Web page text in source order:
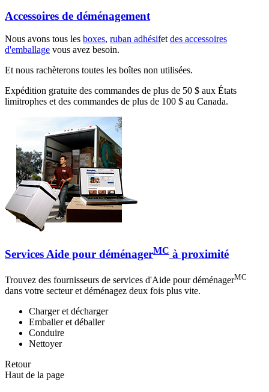
Accessoires de déménagement
Nous avons tous les boxes, ruban adhésifetdes accessoires
d'emballage vous avez besoin.
Et nous rachèterons toutes les boîtes non utilisées.
Expédition gratuite des commandes de plus de 50 $ aux États
limitrophes et des commandes de plus de 100 $ au Canada.
Services Aide pour déménagerMC à proximité
Trouvez des fournisseurs de services d'Aide pour déménagerMC
dans votre secteur et déménagez deux fois plus vite.
Charger et décharger
Emballer et déballer
Conduire
Nettoyer
Retour
Haut de la page